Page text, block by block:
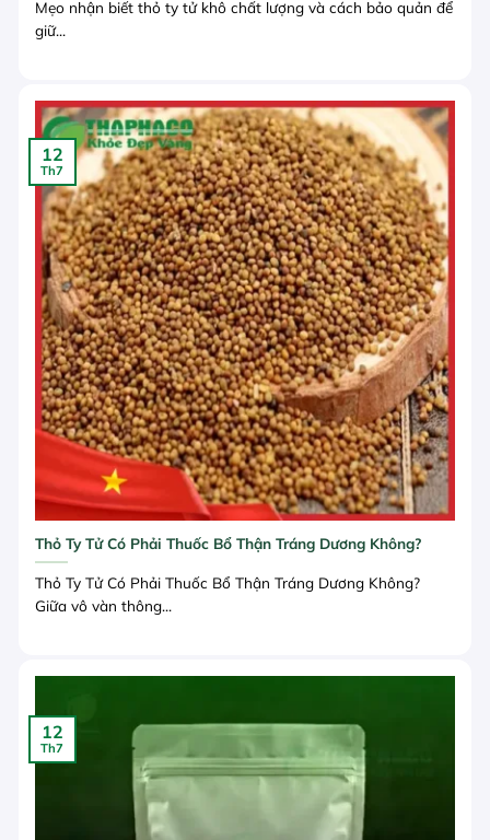
Mẹo nhận biết thỏ ty tử khô chất lượng và cách bảo quản để
giữ...
Thỏ Ty Tử Có Phải Thuốc Bổ Thận Tráng Dương Không?
Thỏ Ty Tử Có Phải Thuốc Bổ Thận Tráng Dương Không?
Giữa vô vàn thông...
12
Th7
12
Th7